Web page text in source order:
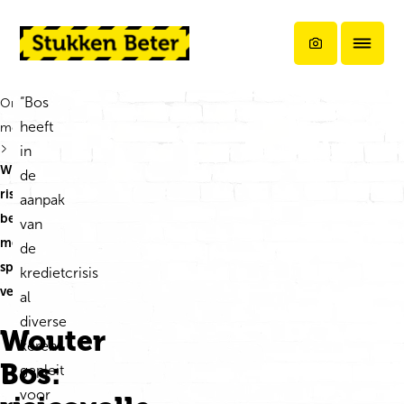
Terug naar de startpagina QR-code
Wouter
Bos:
Ontdek
meer
Wouter Bos:
risicovolle
beleggingen
met
spaargeld
verbieden
“Bos
heeft
in
de
aanpak
van
de
kredietcrisis
al
diverse
keren
gepleit
voor